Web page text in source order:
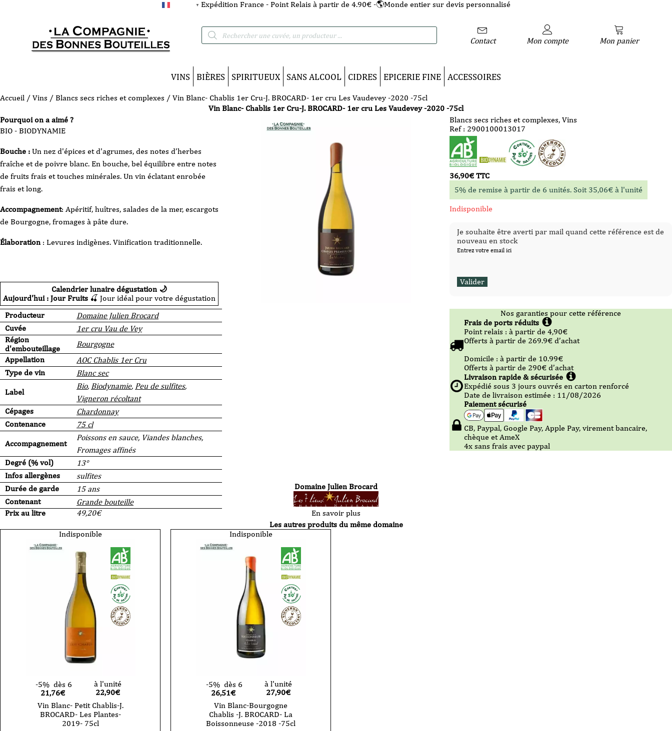
▼ Expédition France - Point Relais à partir de 4.90€ -🌎Monde entier sur devis personnalisé
Recherche
de
Contact Mon compte Mon panier
VINS BIÈRES SPIRITUEUX SANS ALCOOL CIDRES EPICERIE FINE ACCESSOIRES
Accueil / Vins / Blancs secs riches et complexes / Vin Blanc- Chablis 1er Cru-J. BROCARD- 1er cru Les Vaudevey -2020 -75cl
Vin Blanc- Chablis 1er Cru-J. BROCARD- 1er cru Les Vaudevey -2020 -75cl
Pourquoi on a aimé ?
BIO - BIODYNAMIE
Bouche : Un nez d'épices et d'agrumes, des notes d’herbes
fraîche et de poivre blanc. En bouche, bel équilibre entre notes
de fruits frais et touches minérales. Un vin éclatant enrobée
frais et long.
Accompagnement: Apéritif, huîtres, salades de la mer, escargots
de Bourgogne, fromages à pâte dure.
Élaboration : Levures indigènes. Vinification traditionnelle.
Calendrier lunaire dégustation 🌙
Aujourd'hui : Jour Fruits 🍒 Jour idéal pour votre dégustation
Producteur
Domaine Julien Brocard
Cuvée
1er cru Vau de Vey
Région
d'embouteillage
Bourgogne
Appellation
AOC Chablis 1er Cru
Type de vin
Blanc sec
Label
Bio, Biodynamie, Peu de sulfites,
Vigneron récoltant
Cépages
Chardonnay
Contenance
75 cl
Accompagnement
Poissons en sauce, Viandes blanches,
Fromages affinés
Degré (% vol)
13°
Infos allergènes
sulfites
Durée de garde
15 ans
Contenant
Grande bouteille
Prix au litre
49,20€
Blancs secs riches et complexes,Vins
Ref : 2900100013017
36,90€ TTC
5% de remise à partir de 6 unités. Soit 35,06€ à l'unité
Indisponible
Je souhaite être averti par mail quand cette référence est de
nouveau en stock
Entrez votre email ici
Nos garanties pour cette référence
Frais de ports réduits
Point relais :à partir de 4,90€
Offerts à partir de 269.9€ d’achat
Domicile :à partir de 10.99€
Offerts à partir de 290€ d’achat
Livraison rapide & sécurisée
Expédié sous 3 jours ouvrés en carton renforcé
Date de livraison estimée : 11/08/2026
Paiement sécurisé
CB, Paypal, Google Pay, Apple Pay, virement bancaire,
chèque et AmeX
4x sans frais avec paypal
Domaine Julien Brocard
En savoir plus
Les autres produits du même domaine
Indisponible
-5% dès 6
21,76€
à l'unité
22,90€
Vin Blanc- Petit Chablis-J.
BROCARD- Les Plantes-
2019- 75cl
Indisponible
-5% dès 6
26,51€
à l'unité
27,90€
Vin Blanc-Bourgogne
Chablis -J. BROCARD- La
Boissonneuse -2018 -75cl